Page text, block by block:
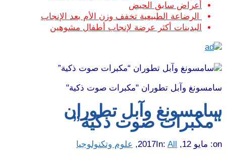
أعراض سابق الحيض
الرضاعة الطبيعية تخفف وزن الأم بعد الإنجاب
البدينات أكثر عرضة لإنجاب أطفال مشوهين
سامسونغ وآبل تطوران "مكبرات صوت ذكية"
سامسونغ وآبل تطوران
“مكبرات صوت ذكية”
on: مايو 12, 2017 In: All
, علوم وتكنولوجيا